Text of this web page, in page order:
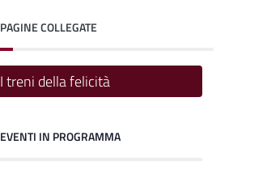
PAGINE COLLEGATE
I treni della felicità
EVENTI IN PROGRAMMA